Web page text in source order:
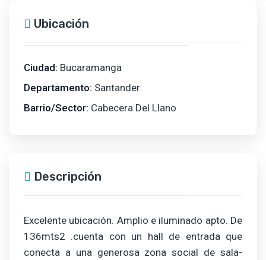
Ubicación
Ciudad: Bucaramanga
Departamento: Santander
Barrio/Sector: Cabecera Del Llano
Descripción
Excelente ubicación. Amplio e iluminado apto. De
136mts2 .cuenta con un hall de entrada que
conecta a una generosa zona social de sala-